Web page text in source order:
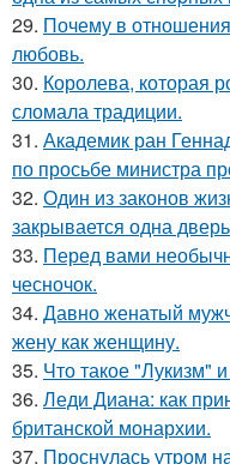
29. Почему в
любовь.
30. Королева, которая
сломала традиции.
31. Академик ран
по просьбе министра
32. Один из законов
закрывается одна
33. Перед вами
чесночок.
34. Давно женатый
жену как женщину.
35. Что такое "Лукизм"
36. Леди Диана: как
британской монархии.
37. Проснулась утром